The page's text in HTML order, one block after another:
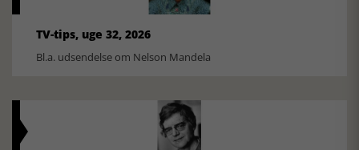
TV-tips, uge 32, 2026
Bl.a. udsendelse om Nelson Mandela